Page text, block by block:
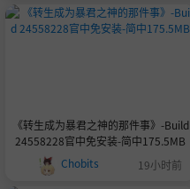
《转生成为暴君之神的那件事》-Build
24558228官中免安装-简中175.5MB
Chobits
19小时前